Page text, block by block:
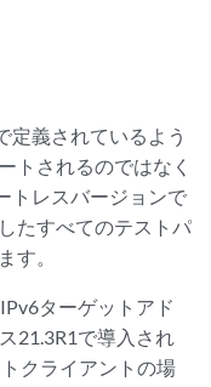
定義されているよう
トされるのではなく
トレスバージョンで
たすべてのテストパ
す。
ターゲットアド
21.3R1で導入され
クライアントの場